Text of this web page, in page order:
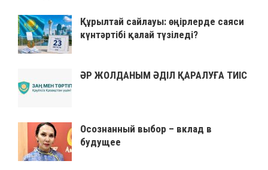
Құрылтай сайлауы: өңірлерде саяси
күнтәртібі қалай түзіледі?
ӘР ЖОЛДАНЫМ ӘДІЛ ҚАРАЛУҒА ТИІС
Осознанный выбор – вклад в
будущее